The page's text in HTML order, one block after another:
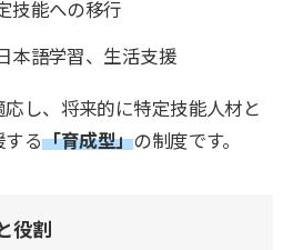
技能への移行
本語学習、生活支援
し、将来的に特定技能人材と
する「育成型」の制度です。
役割